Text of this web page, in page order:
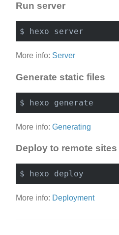
Run server
More info: Server
Generate static files
More info: Generating
Deploy to remote sites
More info: Deployment